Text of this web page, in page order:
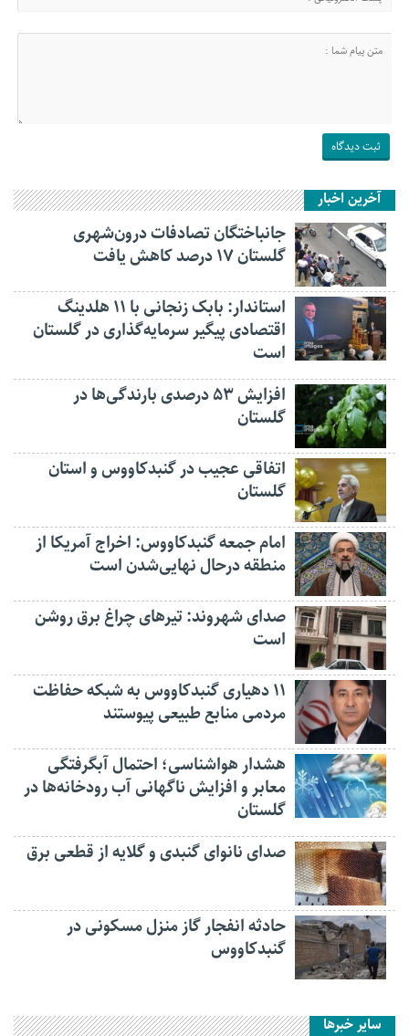
آخرین اخبار
جانباختگان تصادفات درون‌شهری
گلستان ۱۷ درصد کاهش یافت
استاندار: بابک زنجانی با ۱۱ هلدینگ
اقتصادی پیگیر سرمایه‌گذاری در گلستان
است
افزایش ۵۳ درصدی بارندگی‌ها در
گلستان
اتفاقی عجیب در‌ گنبدکاووس و استان
گلستان
امام جمعه گنبدکاووس: اخراج آمریکا از
منطقه درحال نهایی‌شدن است
صدای شهروند: تیرهای چراغ برق روشن
است
۱۱ دهیاری گنبدکاووس به شبکه حفاظت
مردمی منابع طبیعی پیوستند
هشدار هواشناسی؛ احتمال آبگرفتگی
معابر و افزایش ناگهانی آب رودخانه‌ها در
گلستان
صدای نانوای گنبدی و گلایه از قطعی برق
حادثه انفجار گاز منزل مسکونی در
گنبدکاووس
سایر خبرها